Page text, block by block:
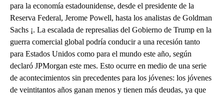
para la economía estadounidense, desde el presidente de la
Reserva Federal, Jerome Powell, hasta los analistas de Goldman
Sachs ¡. La escalada de represalias del Gobierno de Trump en la
guerra comercial global podría conducir a una recesión tanto
para Estados Unidos como para el mundo este año, según
declaró JPMorgan este mes. Esto ocurre en medio de una serie
de acontecimientos sin precedentes para los jóvenes: los jóvenes
de veintitantos años ganan menos y tienen más deudas, ya que